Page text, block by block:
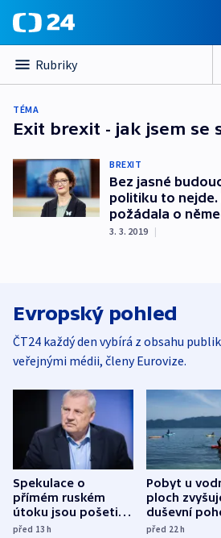
Rubriky
TÉMA
Exit brexit - jak jsem se
BREXIT
Bez jasné
politiku to
požádala o
3. 3. 2019 |
Evropský pohled
ČT24 každý den vybírá z obsahu
veřejnými médii, členy Eurovize.
Spekulace o
přímém ruském
útoku jsou pošetilé,
míní estonský
před 13h
Pobyt u
ploch
duševní
ukázala
před 22h